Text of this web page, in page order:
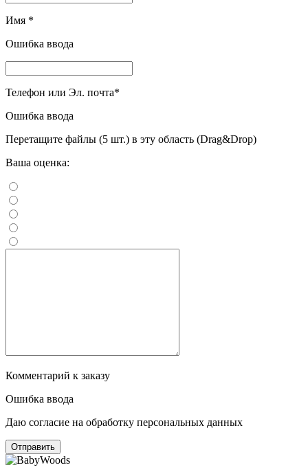
Имя *
Ошибка ввода
Телефон или Эл. почта*
Ошибка ввода
Перетащите файлы (5 шт.) в эту область (Drag&Drop)
Ваша оценка:
Комментарий к заказу
Ошибка ввода
Даю согласие на обработку персональных данных